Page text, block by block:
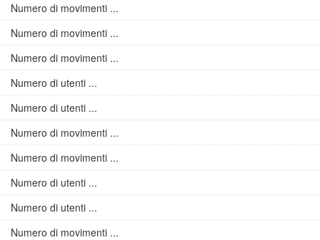
Numero di movimenti ...
Numero di movimenti ...
Numero di movimenti ...
Numero di utenti ...
Numero di utenti ...
Numero di movimenti ...
Numero di movimenti ...
Numero di utenti ...
Numero di utenti ...
Numero di movimenti ...